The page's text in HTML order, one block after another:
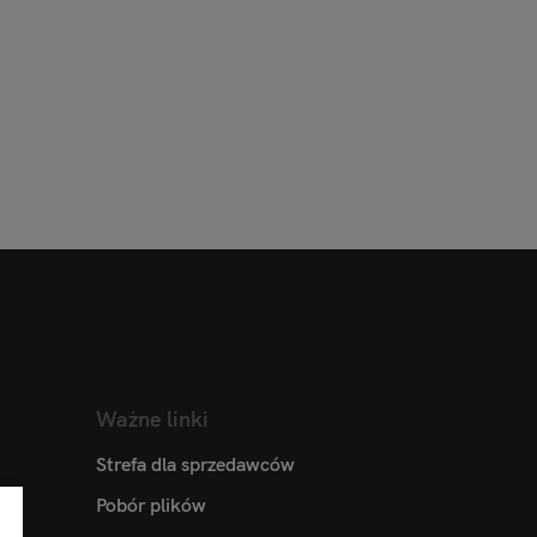
Ważne linki
Strefa dla sprzedawców
Pobór plików